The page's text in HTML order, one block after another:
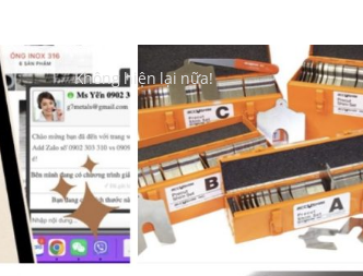
Không hiện lại nữa!